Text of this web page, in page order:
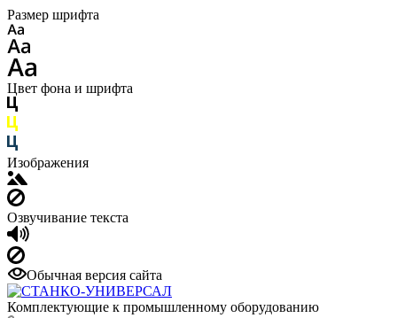
Размер шрифта
Цвет фона и шрифта
Изображения
Озвучивание текста
Обычная версия сайта
Комплектующие к промышленному оборудованию